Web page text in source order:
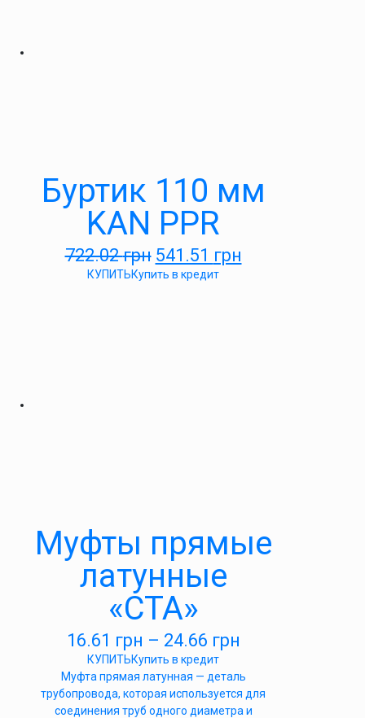
Буртик 110 мм
KAN PPR
722.02грн 541.51 грн
КУПИТЬКупить в кредит
Муфты прямые
латунные
«СТА»
16.61 грн – 24.66 грн
КУПИТЬКупить в кредит
Муфта прямая латунная — деталь
трубопровода, которая используется для
соединения труб одного диаметра и